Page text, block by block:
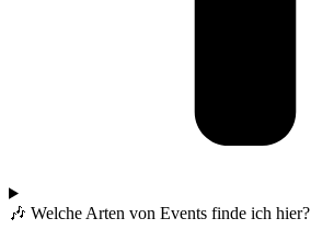
🎶 Welche Arten von Events finde ich hier?